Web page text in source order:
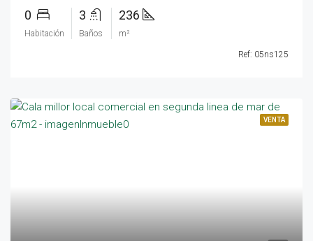
0
Habitación
3
Baños
236
m²
Ref: 05ns125
VENTA